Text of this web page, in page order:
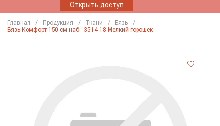
Открыть доступ
Главная Продукция Ткани
Бязь
Бязь Комфорт 150 см наб 13514-18 Мелкий горошек